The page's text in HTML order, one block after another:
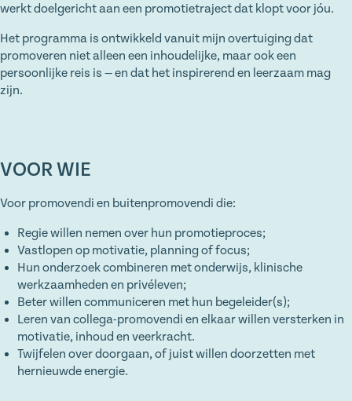
werkt doelgericht aan een promotietraject dat klopt voor jóu.
Het programma is ontwikkeld vanuit mijn overtuiging dat
promoveren niet alleen een inhoudelijke, maar ook een
persoonlijke reis is — en dat het inspirerend en leerzaam mag
zijn.
VOOR WIE
Voor promovendi en buitenpromovendi die:
Regie willen nemen over hun promotieproces;
Vastlopen op motivatie, planning of focus;
Hun onderzoek combineren met onderwijs, klinische
werkzaamheden en privéleven;
Beter willen communiceren met hun begeleider(s);
Leren van collega-promovendi en elkaar willen versterken in
motivatie, inhoud en veerkracht.
Twijfelen over doorgaan, of juist willen doorzetten met
hernieuwde energie.